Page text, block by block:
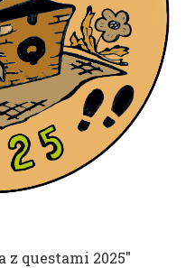
z questami 2025"